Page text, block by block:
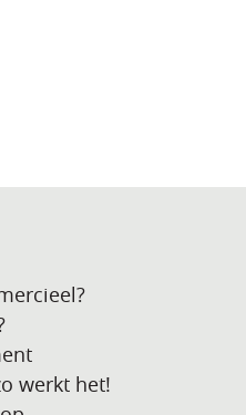
werkt het!